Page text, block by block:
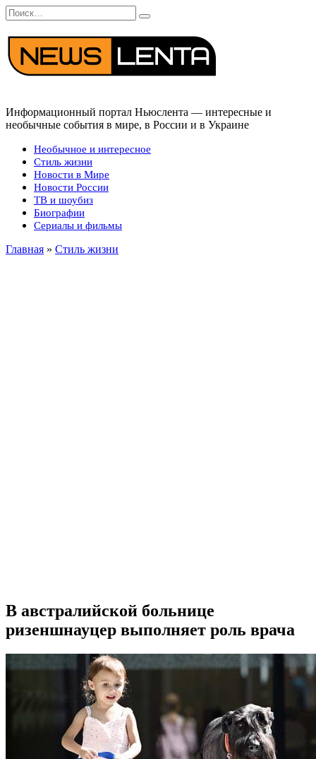
Перейти
к
содержанию
Search
for:
Информационный портал Ньюслента — интересные и
необычные события в мире, в России и в Украине
Необычное и интересное
Стиль жизни
Новости в Мире
Новости России
ТВ и шоубиз
Биографии
Сериалы и фильмы
Главная » Стиль жизни
В австралийской больнице
ризеншнауцер выполняет роль врача